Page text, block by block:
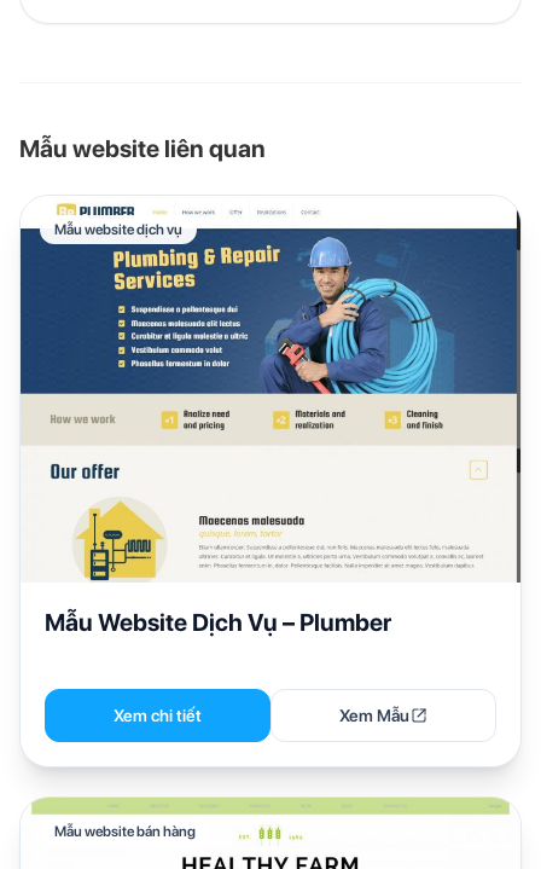
Mẫu website liên quan
Mẫu website dịch vụ
Mẫu Website Dịch Vụ – Plumber
Xem chi tiết Xem Mẫu
Mẫu website bán hàng